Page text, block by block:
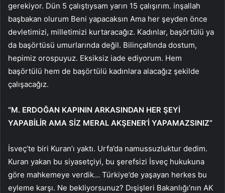
gerekiyor. Dün 5 çalıştıysam yarın 15 çalışırım. inşallah
başbakan olurum Beni yapacaksın Ama her şeyden önce
devletimizi, milletimizi kurtaracağız. Kadınlar, başörtülü ya
da başörtüsü umurlarında değil. Bilinçaltında dostum,
hepimiz orospuyuz. Eksiksiz iade ediyorum. Hem
başörtülü hem de başörtülü kadınlara alacağız şekilde
çalışacağız.
“M. ERDOĞAN KAPININ ARKASINDAN HER ŞEYİ
YAPABİLİR AMA SİZ MERAL AKŞENER’İ YAPAMAZSINIZ”
İsveç’te biri Kuran’ı yaktı. Urfa’da namussuzluktur dedim.
Kuran yakan bu siyasetçiyi, bu şerefsizi İsveç hukukuna
göre mahkemeye verdik… Türkiye’de yaşayan herkes bu
eyleme karşı. Ne bekliyorsunuz? Dışişleri Bakanlığı’nın AK